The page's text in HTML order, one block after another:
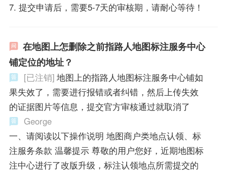
7. 提交申请后，需要5-7天的审核期，请耐心等待！
在地图上怎删除之前指路人地图标注服务中心
铺定位的地址？
[已注销] 地图上的指路人地图标注服务中心铺如
果失效了，需要进行报错或者纠错，然后上传失效
的证据图片等信息，提交官方审核通过就取消了
George
一、请阅读以下操作说明 地图商户类地点认领、标
注服务条款 温馨提示 尊敬的用户您好，近期地图标
注中心进行了改版升级，标注认领地点所需提交的